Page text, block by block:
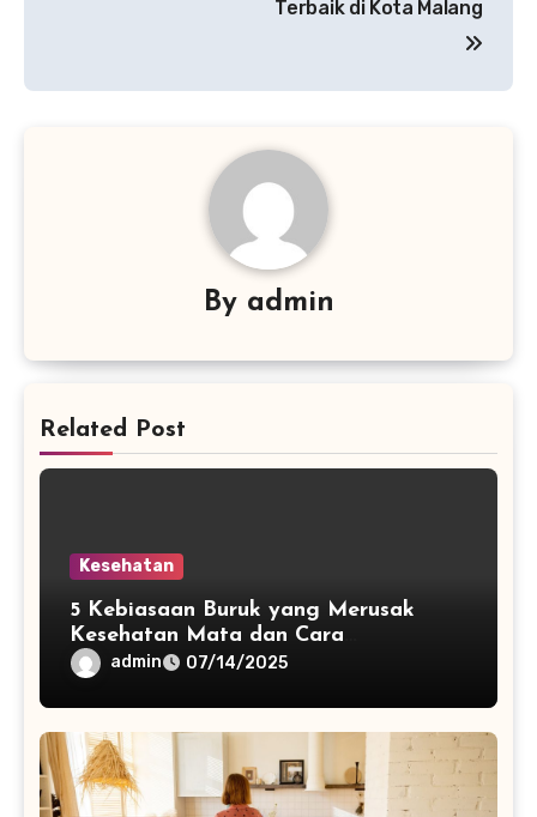
Terbaik di Kota Malang
By admin
Related Post
Kesehatan
5 Kebiasaan Buruk yang Merusak
Kesehatan Mata dan Cara
Menghindarinya
admin 07/14/2025